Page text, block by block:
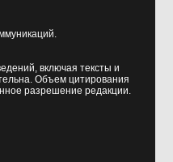
включая тексты и
Объем цитирования
разрешение редакции.